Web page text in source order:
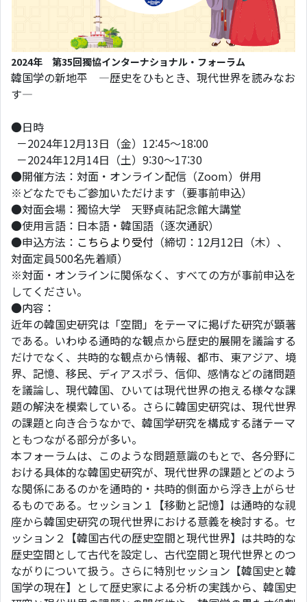
2024年 第35回獨協インターナショナル・フォーラム
韓国学の新地平 ―歴史をひもとき、現代世界を読みなお
す―
●日時
－2024年12月13日（金）12:45～18:00
－2024年12月14日（土）9:30～17:30
●開催方法：対面・オンライン配信（Zoom）併用
※どなたでもご参加いただけます（要事前申込）
●対面会場：獨協大学 天野貞祐記念館大講堂
●使用言語：日本語・韓国語（逐次通訳）
●申込方法： こちらより受付 （締切：12月12日（木）、
対面定員500名先着順）
※対面・オンラインに関係なく、すべての方が事前申込を
してください。
●内容：
近年の韓国史研究は「空間」をテーマに掲げた研究が顕著
である。いわゆる通時的な観点から歴史的展開を議論する
だけでなく、共時的な観点から情報、都市、東アジア、境
界、記憶、移民、ディアスポラ、信仰、感情などの諸問題
を議論し、現代韓国、ひいては現代世界の抱える様々な課
題の解決を模索している。さらに韓国史研究は、現代世界
の課題と向き合うなかで、韓国学研究を構成する諸テーマ
ともつながる部分が多い。
本フォーラムは、このような問題意識のもとで、各分野に
おける具体的な韓国史研究が、現代世界の課題とどのよう
な関係にあるのかを通時的・共時的側面から浮き上がらせ
るものである。セッション１【移動と記憶】は通時的な視
座から韓国史研究の現代世界における意義を検討する。セ
ッション２【韓国古代の歴史空間と現代世界】は共時的な
歴史空間として古代を設定し、古代空間と現代世界とのつ
ながりについて扱う。さらに特別セッション【韓国史と韓
国学の現在】として歴史家による分析の実践から、韓国史